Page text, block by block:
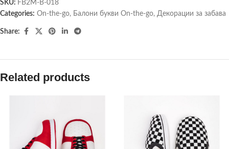
SKU: FB2M-B-018
Categories: On-the-go, Балони букви On-the-go, Декорации за забава
Share:
Related products